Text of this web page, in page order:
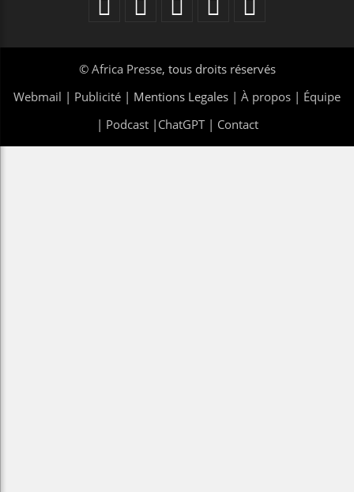
© Africa Presse, tous droits réservés
Webmail | Publicité | Mentions Legales | À propos | Équipe
| Podcast| ChatGPT| Contact